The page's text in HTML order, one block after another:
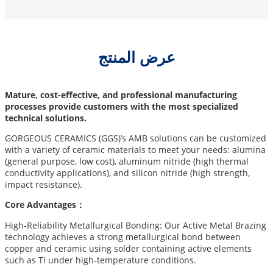
عرض المنتج
Mature, cost-effective, and professional manufacturing
processes provide customers with the most specialized
technical solutions.
GORGEOUS CERAMICS (GGS)’s AMB solutions can be customized
with a variety of ceramic materials to meet your needs: alumina
(general purpose, low cost), aluminum nitride (high thermal
conductivity applications), and silicon nitride (high strength,
impact resistance).
Core Advantages：
High-Reliability Metallurgical Bonding: Our Active Metal Brazing
technology achieves a strong metallurgical bond between
copper and ceramic using solder containing active elements
such as Ti under high-temperature conditions.